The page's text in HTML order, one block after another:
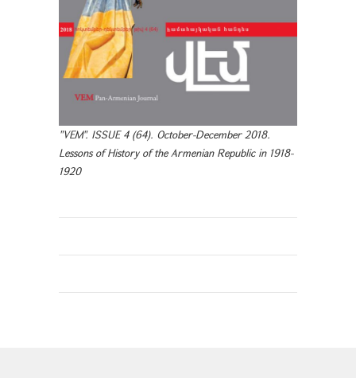
"VEM". ISSUE 4 (64). October-December 2018.
Lessons of History of the Armenian Republic in 1918-
1920